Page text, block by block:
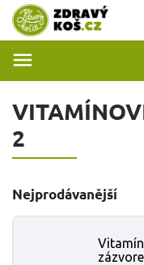
2
Nejprodávanější